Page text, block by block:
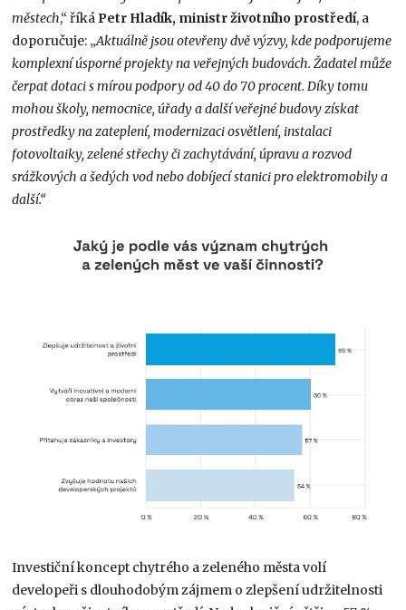
městech,“ říká Petr Hladík, ministr životního prostředí, a
doporučuje: „Aktuálně jsou otevřeny dvě výzvy, kde podporujeme
komplexní úsporné projekty na veřejných budovách. Žadatel může
čerpat dotaci s mírou podpory od 40 do 70 procent. Díky tomu
mohou školy, nemocnice, úřady a další veřejné budovy získat
prostředky na zateplení, modernizaci osvětlení, instalaci
fotovoltaiky, zelené střechy či zachytávání, úpravu a rozvod
srážkových a šedých vod nebo dobíjecí stanici pro elektromobily a
další.“
Investiční koncept chytrého a zeleného města volí
developeři s dlouhodobým zájmem o zlepšení udržitelnosti